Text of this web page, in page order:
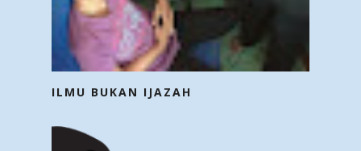
ILMU BUKAN IJAZAH